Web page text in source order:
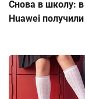
Снова в школу: в
Huawei